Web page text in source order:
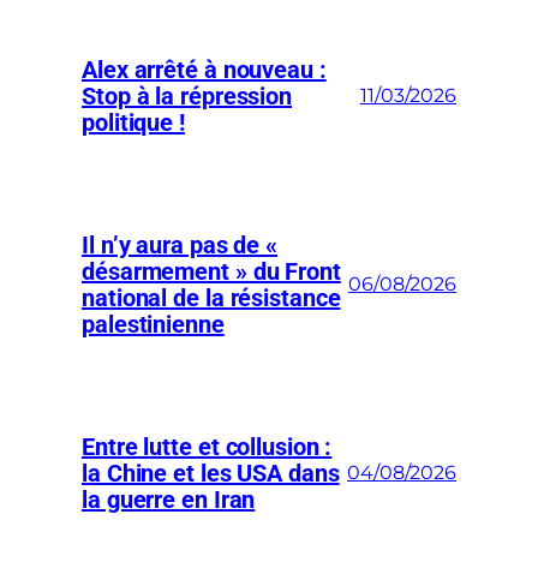
Alex arrêté à nouveau :
Stop à la répression
politique !
11/03/2026
Il n’y aura pas de «
désarmement » du Front
national de la résistance
palestinienne
06/08/2026
Entre lutte et collusion :
la Chine et les USA dans
la guerre en Iran
04/08/2026